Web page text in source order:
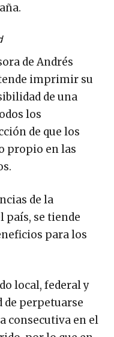
de Andrés
imprimir su
de una
los
de que los
propio en las
de la
país, se tiende
para los
local, federal y
de perpetuarse
consecutiva en el